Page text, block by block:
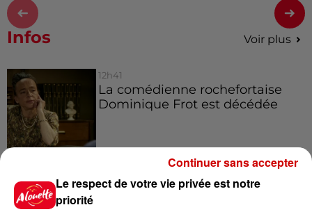
Infos Voir plus
12h41
La comédienne rochefortaise
Dominique Frot est décédée
L’église de cette commune
Le respect de votre vie privée est notre
priorité
Continuer sans accepter